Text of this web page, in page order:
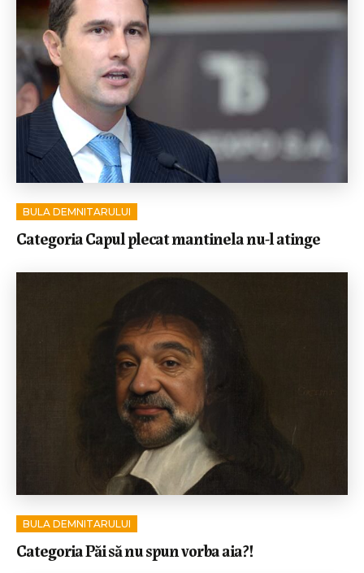
BULA DEMNITARULUI
Categoria Capul plecat mantinela nu-l atinge
BULA DEMNITARULUI
Categoria Păi să nu spun vorba aia?!